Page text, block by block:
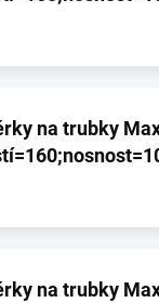
na trubky
na trubky